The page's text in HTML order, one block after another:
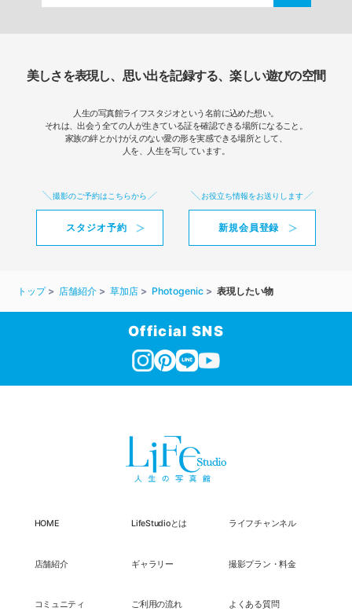
美しさを表現し、思い出を記録する、楽しい遊びの空間
人生の写真館ライフスタジオという名前に込めた想い。
それは、出会う全ての人が生きている証を確認できる場所になること。
家族の絆とかけがえのない愛の形を実感できる場所として、
人を、人生を写しています。
撮影のご予約はこちらから
スタジオ予約
お役立ち情報をお送りします
新規会員登録
トップ 店舗紹介 草加店 Photogenic 表現したい物
Official SNS
HOME LifeStudioとは ライフチャンネル
店舗紹介 ギャラリー 撮影プラン・料金
コミュニティ ご利用の流れ よくある質問